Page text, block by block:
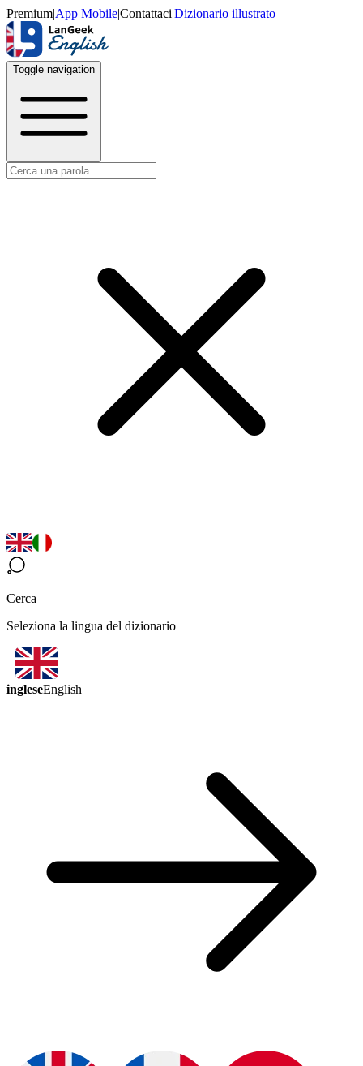
Premium|App Mobile|Contattaci|Dizionario illustrato
Toggle navigation
Cerca
Seleziona la lingua del dizionario
ingleseEnglish